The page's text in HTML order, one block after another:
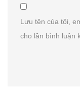
Lưu tên của tôi,
cho lần bình luận